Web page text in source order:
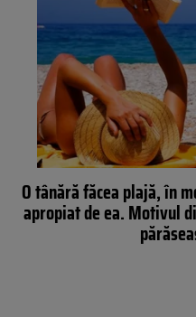
O tânără făcea plajă, în
apropiat de ea. Motivul